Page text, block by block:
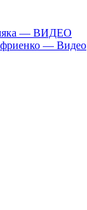
— ВИДЕО
— Видео